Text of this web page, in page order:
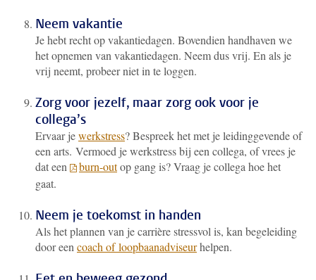
Neem vakantie
Je hebt recht op vakantiedagen. Bovendien handhaven we
het opnemen van vakantiedagen. Neem dus vrij. En als je
vrij neemt, probeer niet in te loggen.
Zorg voor jezelf, maar zorg ook voor je
collega’s
Ervaar jewerkstress? Bespreek het met je leidinggevende of
een arts. Vermoed je werkstress bij een collega, of vrees je
dat een
burn-outop gang is? Vraag je collega hoe het
gaat.
Neem je toekomst in handen
Als het plannen van je carrière stressvol is, kan begeleiding
door een coach of loopbaanadviseurhelpen.